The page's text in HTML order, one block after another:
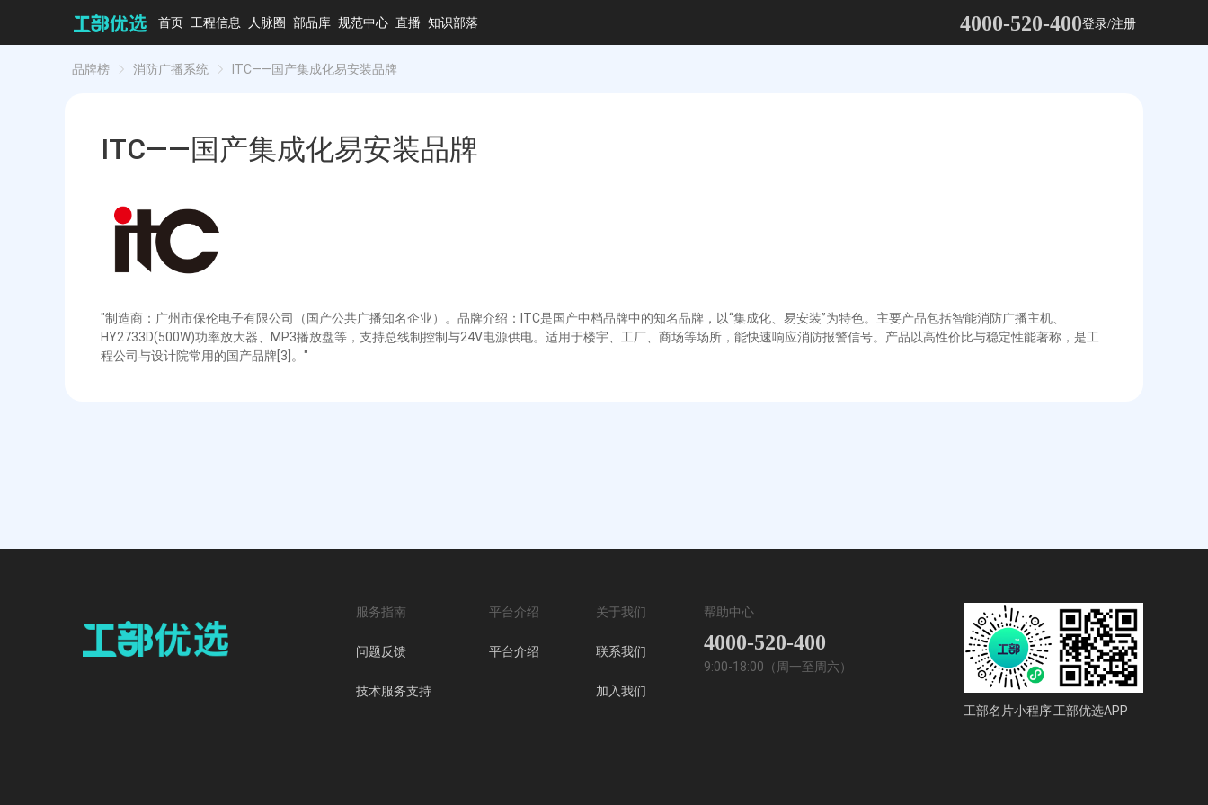
首页 工程信息 人脉圈 部品库 规范中心 直播 知识部落 4000-520-400登录/注册
品牌榜 消防广播系统 ITC——国产集成化易安装品牌
ITC——国产集成化易安装品牌
"制造商：广州市保伦电子有限公司（国产公共广播知名企业）。品牌介绍：ITC是国产中档品牌中的知名品牌，以“集成化、易安装”为特色。主要产品包括智能消防广播主机、
HY2733D(500W)功率放大器、MP3播放盘等，支持总线制控制与24V电源供电。适用于楼宇、工厂、商场等场所，能快速响应消防报警信号。产品以高性价比与稳定性能著称，是工
程公司与设计院常用的国产品牌[3]。"
服务指南
问题反馈
技术服务支持
平台介绍
平台介绍
关于我们
联系我们
加入我们
帮助中心
4000-520-400
9:00-18:00（周一至周六）
工部名片小程序工部优选APP